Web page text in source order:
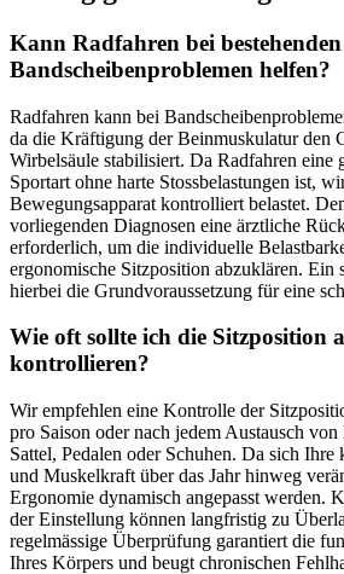
Kann Radfahren bei bestehenden
Bandscheibenproblemen helfen?
Radfahren kann bei
da die Kräftigung der Beinmuskulatur den
Wirbelsäule stabilisiert. Da Radfahren eine
Sportart ohne harte Stossbelastungen ist,
Bewegungsapparat kontrolliert belastet.
vorliegenden Diagnosen eine ärztliche
erforderlich, um die individuelle
ergonomische Sitzposition abzuklären. Ein
hierbei die Grundvoraussetzung für eine
Wie oft sollte ich die Sitzposition
kontrollieren?
Wir empfehlen eine Kontrolle der
pro Saison oder nach jedem Austausch
Sattel, Pedalen oder Schuhen. Da sich
und Muskelkraft über das Jahr hinweg
Ergonomie dynamisch angepasst werden.
der Einstellung können langfristig zu
regelmässige Überprüfung garantiert die
Ihres Körpers und beugt chronischen